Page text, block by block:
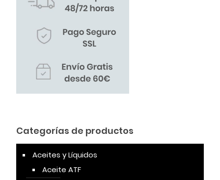
Categorías de productos
Aceites y Líquidos
Aceite ATF